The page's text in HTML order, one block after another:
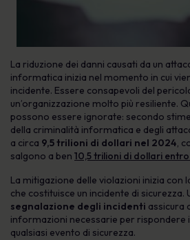
La riduzione dei danni causati da un
informatica inizia nel momento in cui
incidente. Essere consapevoli del
un’organizzazione molto più resiliente.
possono essere ignorate: secondo
della criminalità informatica e degli
a circa 9,5 trilioni di dollari nel 2024,
salgono a ben 10,5 trilioni di dollari
La mitigazione delle violazioni inizia con
che costituisce un incidente di sicurezza.
segnalazione degli incidenti assicura
informazioni necessarie per rispondere
qualsiasi evento di sicurezza.